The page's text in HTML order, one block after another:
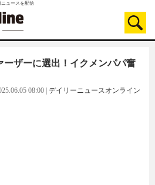
ュースを配信
ザーに選出！イクメンパパ奮
08:00 デイリーニュースオンライン